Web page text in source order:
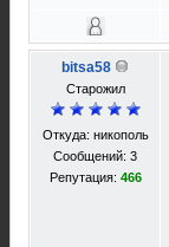
bitsa58
Старожил
Откуда: никополь
Сообщений: 3
Репутация: 466